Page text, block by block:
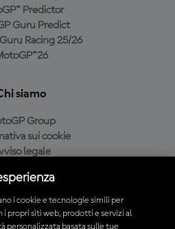
Predictor
Guru Predict
Racing 25/26
siamo
Group
sui cookie
legale
di acquisto
i cookie e tecnologie simili per
propri siti web, prodotti e servizi al
personalizzata basata sulle tue